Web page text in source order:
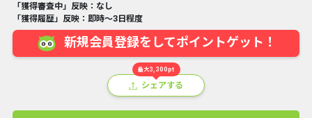
「獲得審査中」反映：なし
「獲得履歴」反映：即時～3日程度
新規会員登録をしてポイントゲット！
最大3,300pt
シェアする